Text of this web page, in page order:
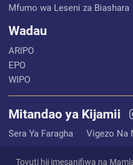
Mfumo wa Leseni za Biashara
Wadau
ARIPO
EPO
WIPO
Mitandao ya Kijamii
Sera Ya Faragha Vigezo Na
Tovuti hii imesanifiwa na